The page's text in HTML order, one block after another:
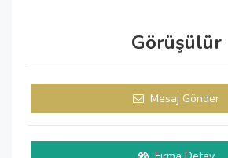
Görüşülür
Mesaj Gönder